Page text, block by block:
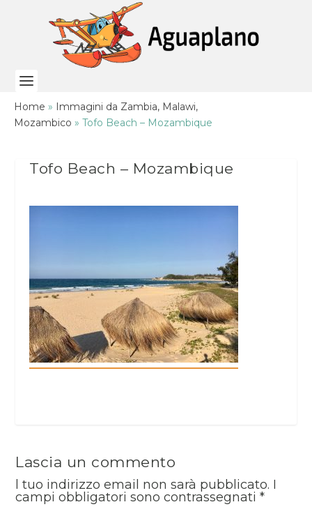
Home » Immagini da Zambia, Malawi,
Mozambico » Tofo Beach – Mozambique
Tofo Beach – Mozambique
Lascia un commento
l tuo indirizzo email non sarà pubblicato. I
campi obbligatori sono contrassegnati*